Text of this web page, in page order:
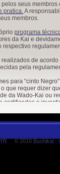
© 2010Bushikai -
seus membros
pratica.A
membros.
programa
da Kai e
respectivo
de
pela
para “cinto
que requer dizer
da Wado-Kai ou
certificados e
com o
de
membros e está